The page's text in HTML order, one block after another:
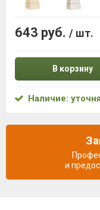
643 руб. / шт.
В корзину
Наличие:
и